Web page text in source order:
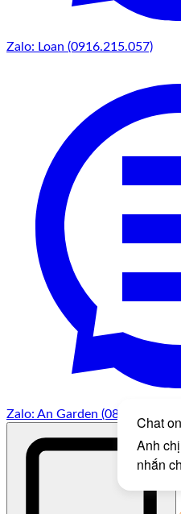
Zalo: Loan (0916.215.057)
Zalo: An Garden (0813.131.555)